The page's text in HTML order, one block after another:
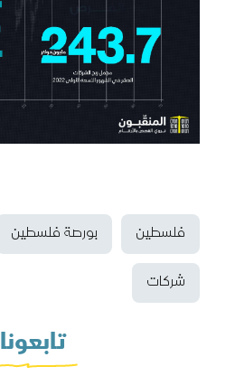
فلسطين بورصة فلسطين
شركات
تابعونا